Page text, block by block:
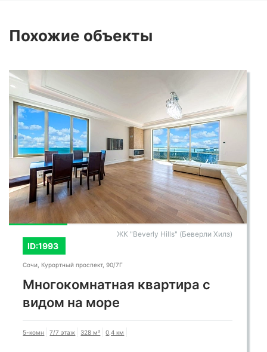
Похожие объекты
ID:6322
ЖК "Миллениум Тауэр"
Сочи, Гагринская улица, 10
Дизайнерская квартира в
Миллениум Тауэр
5-комн 4/23 этаж 180 м² 0,05 км